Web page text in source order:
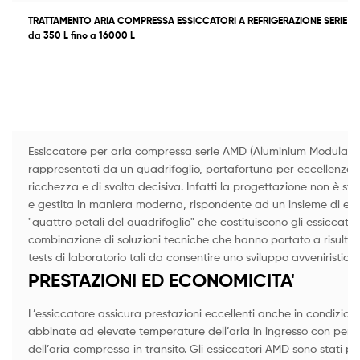
TRATTAMENTO ARIA COMPRESSA ESSICCATORI A REFRIGERAZIONE
da 350 L fino a 16000 L
Essiccatore per aria compressa serie AMD (Aluminium Modular
rappresentati da un quadrifoglio, portafortuna per eccellenza,
ricchezza e di svolta decisiva. Infatti la progettazione non è
e gestita in maniera moderna, rispondente ad un insieme di
"quattro petali del quadrifoglio" che costituiscono gli
combinazione di soluzioni tecniche che hanno portato a
tests di laboratorio tali da consentire uno sviluppo avveniristico.
PRESTAZIONI ED ECONOMICITA'
L’essiccatore assicura prestazioni eccellenti anche in
abbinate ad elevate temperature dell’aria in ingresso con
dell’aria compressa in transito. Gli essiccatori AMD sono stati